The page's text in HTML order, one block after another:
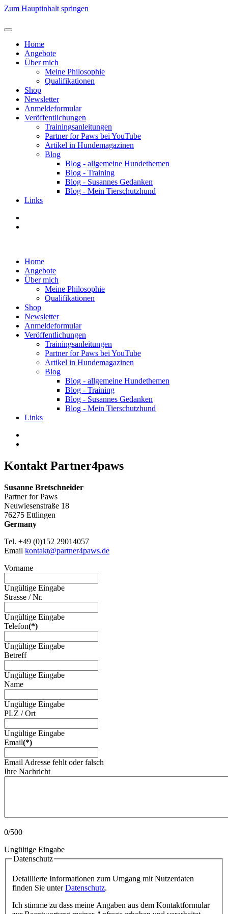
Zum Hauptinhalt springen
Home
Angebote
Über mich
Meine Philosophie
Qualifikationen
Shop
Newsletter
Anmeldeformular
Veröffentlichungen
Trainingsanleitungen
Partner for Paws bei YouTube
Artikel in Hundemagazinen
Blog
Blog - allgemeine Hundethemen
Blog - Training
Blog - Susannes Gedanken
Blog - Mein Tierschutzhund
Links
Home
Angebote
Über mich
Meine Philosophie
Qualifikationen
Shop
Newsletter
Anmeldeformular
Veröffentlichungen
Trainingsanleitungen
Partner for Paws bei YouTube
Artikel in Hundemagazinen
Blog
Blog - allgemeine Hundethemen
Blog - Training
Blog - Susannes Gedanken
Blog - Mein Tierschutzhund
Links
Kontakt Partner4paws
Susanne Bretschneider
Partner for Paws
Neuwiesenstraße 18
76275 Ettlingen
Germany
Tel. +49 (0)152 29014057
Email kontakt@partner4paws.de
Vorname
Ungültige Eingabe
Strasse / Nr.
Ungültige Eingabe
Telefon(*)
Ungültige Eingabe
Betreff
Ungültige Eingabe
Name
Ungültige Eingabe
PLZ / Ort
Ungültige Eingabe
Email(*)
Email Adresse fehlt oder falsch
Ihre Nachricht
0/500
Ungültige Eingabe
Datenschutz
Detaillierte Informationen zum Umgang mit Nutzerdaten
finden Sie unterDatenschutz.
Ich stimme zu dass meine Angaben aus dem Kontaktformular